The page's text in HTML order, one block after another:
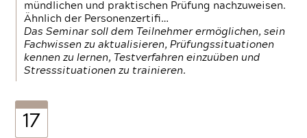
mündlichen und praktischen Prüfung nachzuweisen.
Ähnlich der Personenzertifi…
Das Seminar soll dem Teilnehmer ermöglichen, sein
Fachwissen zu aktualisieren, Prüfungssituationen
kennen zu lernen, Testverfahren einzuüben und
Stresssituationen zu trainieren.
17